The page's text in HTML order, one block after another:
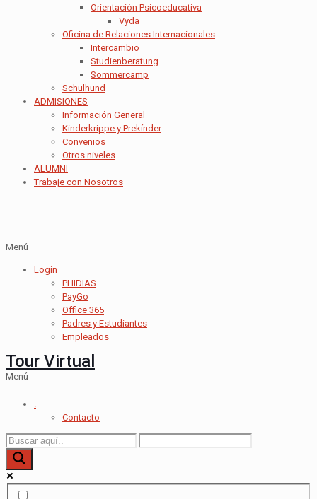
Orientación Psicoeducativa
Vyda
Oficina de Relaciones Internacionales
Intercambio
Studienberatung
Sommercamp
Schulhund
ADMISIONES
Información General
Kinderkrippe y Prekínder
Convenios
Otros niveles
ALUMNI
Trabaje con Nosotros
Menú
Login
PHIDIAS
PayGo
Office 365
Padres y Estudiantes
Empleados
Tour Virtual
Menú
.
Contacto